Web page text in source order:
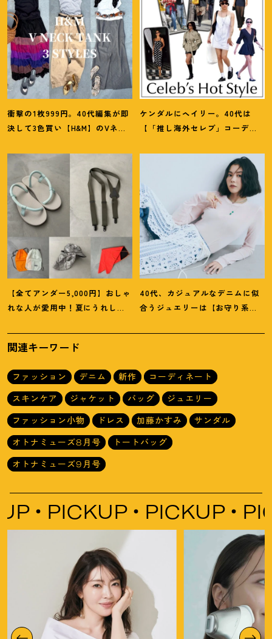
衝撃の1枚999円。40代編集が即
決して3色買い【H&M】のVネッ
3選
ケンダルにヘイリー。40代は
【「推し海外セレブ」コーデ】
デが吉！
【全てアンダー5,000円】おしゃ
れな人が愛用中 ！ 夏にうれしい
小物5選
40代、カジュアルなデニムに似
合うジュエリーは【お守り系
旬顔に！
関連キーワード
ファッション デニム 新作
コーディネート
スキンケア
ジャケット バッグ
ジュエリー
ファッション小物
ドレス 加藤かすみ
サンダル
オトナミューズ8月号
トートバッグ
オトナミューズ9月号
PICKUP PICKUP